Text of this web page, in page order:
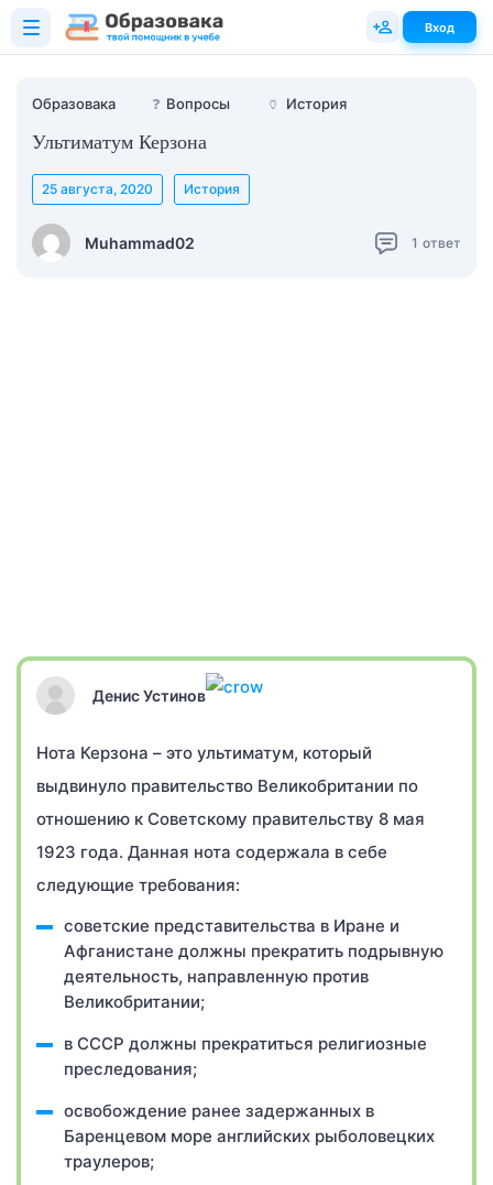
Образовака ❓ Вопросы 🏺 История
Ультиматум Керзона
Muhammad02
25 августа, 2020 История
1 ответ
Денис Устинов
Нота Керзона – это ультиматум, который
выдвинуло правительство Великобритании по
отношению к Советскому правительству 8 мая
1923 года. Данная нота содержала в себе
следующие требования:
советские представительства в Иране и
Афганистане должны прекратить подрывную
деятельность, направленную против
Великобритании;
в СССР должны прекратиться религиозные
преследования;
освобождение ранее задержанных в
Баренцевом море английских рыболовецких
траулеров;
Вход